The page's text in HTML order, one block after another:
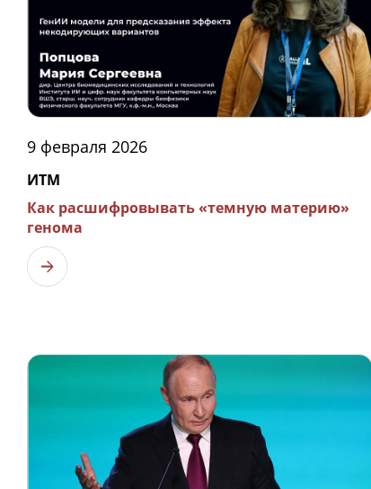
9 февраля 2026
ИТМ
Как расшифровывать «темную материю»
генома